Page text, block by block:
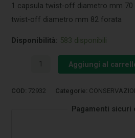
1 capsula twist-off diametro mm
twist-off diametro mm 82 forata
Disponibilità: 583 disponibili
Aggiungi al
COD: 72932 Categorie:
Pagamenti sicuri